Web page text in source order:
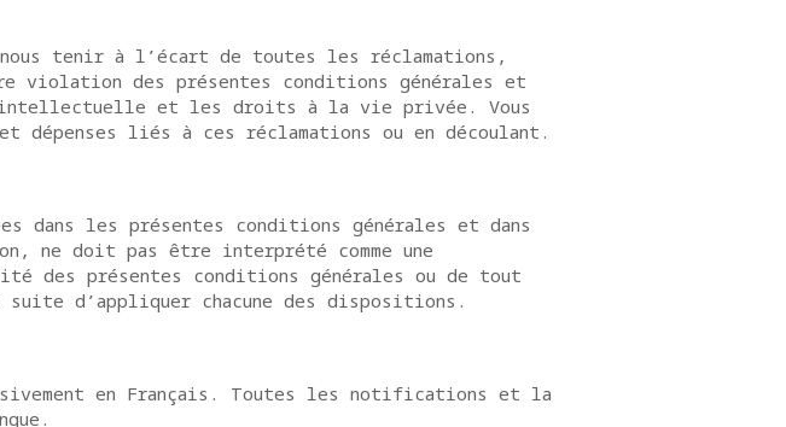
nous tenir à l’écart de toutes les réclamations,
violation des présentes conditions générales et
et les droits à la vie privée. Vous
dépenses liés à ces réclamations ou en découlant.
dans les présentes conditions générales et dans
ne doit pas être interprété comme une
des présentes conditions générales ou de tout
d’appliquer chacune des dispositions.
en Français. Toutes les notifications et la